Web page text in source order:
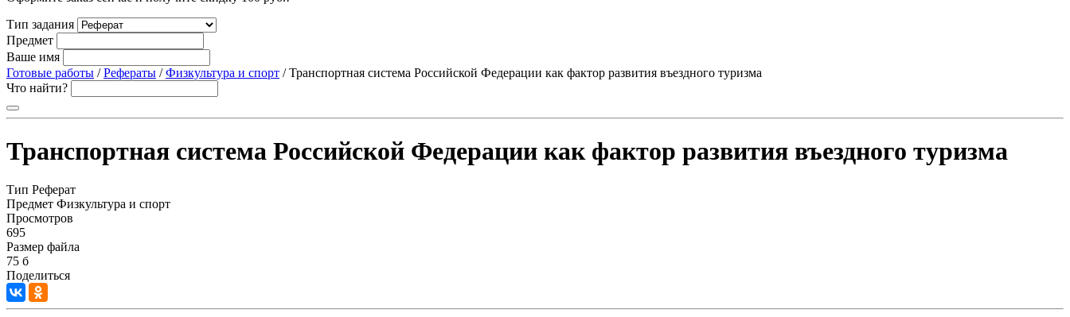
Тип задания
Предмет
Ваше имя
Готовые работы /Рефераты /Физкультура и спорт / Транспортная система Российской Федерации как фактор развития въездного туризма
Что найти?
Транспортная система Российской Федерации как фактор развития въездного туризма
Тип Реферат
Предмет Физкультура и спорт
Просмотров
695
Размер файла
75 б
Поделиться